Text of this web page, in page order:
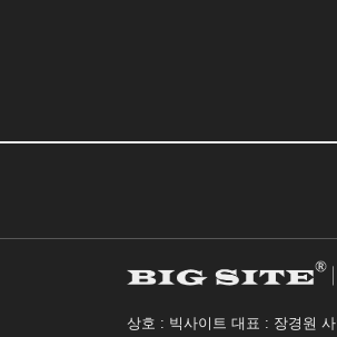
상호 : 빅사이트 대표 : 장경원